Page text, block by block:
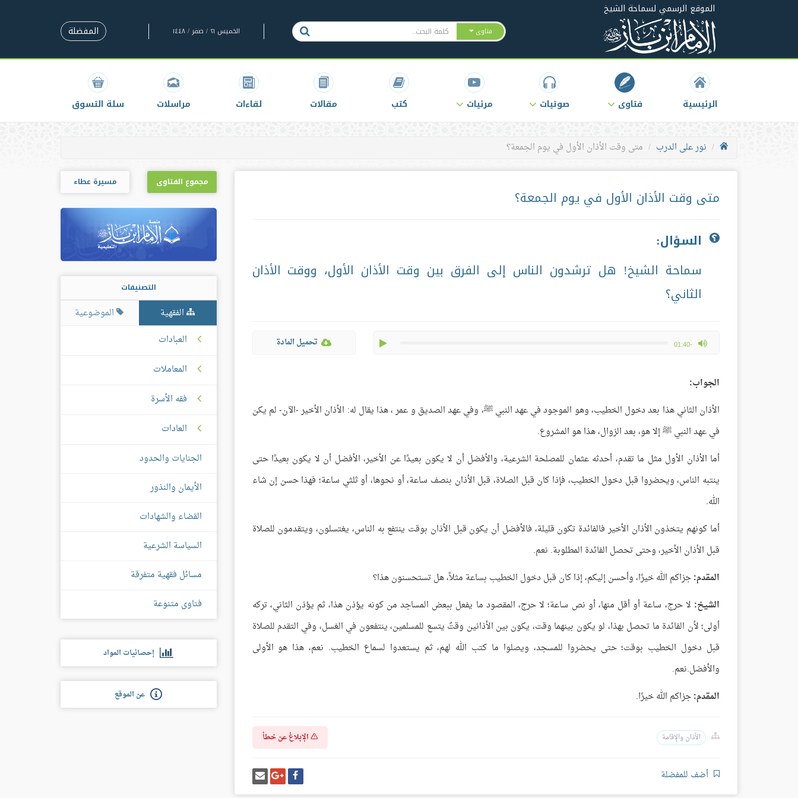
الموقع الرسمي لسماحة الشيخ
فتاوى الخميس ٢١ / صفر / ١٤٤٨ المفضلة
الرئيسية فتاوى صوتيات مرئيات كتب مقالات لقاءات مراسلات سلة التسوق
نور على الدرب متى وقت الأذان الأول في يوم الجمعة؟
متى وقت الأذان الأول في يوم الجمعة؟
السؤال:
سماحة الشيخ! هل ترشدون الناس إلى الفرق بين وقت الأذان الأول، ووقت الأذان
الثاني؟
-01:40
max volume تحميل المادة
الجواب:
الأذان الثاني هذا بعد دخول الخطيب، وهو الموجود في عهد النبي ﷺ، وفي عهد الصديق و عمر ، هذا يقال له: الأذان الأخير -الآن- لم يكن
في عهد النبي ﷺ إلا هو، بعد الزوال، هذا هو المشروع.
أما الأذان الأول مثل ما تقدم، أحدثه عثمان للمصلحة الشرعية، والأفضل أن لا يكون بعيدًا عن الأخير، الأفضل أن لا يكون بعيدًا حتى
ينتبه الناس، ويحضروا قبل دخول الخطيب، فإذا كان قبل الصلاة، قبل الأذان بنصف ساعة، أو نحوها، أو ثلثي ساعة؛ فهذا حسن إن شاء
الله.
أما كونهم يتخذون الأذان الأخير فالفائدة تكون قليلة، فالأفضل أن يكون قبل الأذان بوقت ينتفع به الناس، يغتسلون، ويتقدمون للصلاة
قبل الأذان الأخير، وحتى تحصل الفائدة المطلوبة. نعم.
المقدم:جزاكم الله خيرًا، وأحسن إليكم، إذا كان قبل دخول الخطيب بساعة مثلاً، هل تستحسنون هذا؟
الشيخ: لا حرج، ساعة أو أقل منها، أو نص ساعة؛ لا حرج، المقصود ما يفعل ببعض المساجد من كونه يؤذن هذا، ثم يؤذن الثاني، تركه
أولى؛ لأن الفائدة ما تحصل بهذا، لو يكون بينهما وقت، يكون بين الأذانين وقتٌ يتسع للمسلمين، ينتفعون في الغسل، وفي التقدم للصلاة
قبل دخول الخطيب بوقت؛ حتى يحضروا للمسجد، ويصلوا ما كتب الله لهم، ثم يستعدوا لسماع الخطيب. نعم، هذا هو الأولى
والأفضل.نعم.
المقدم:جزاكم الله خيرًا.
الأذان والإقامة الإبلاغ عن خطأ
أضف للمفضلة شارك
على
فيسبوك
شارك
على
غوغل
إرسل
إيميل
مجموع الفتاوى مسيرة عطاء
التصنيفات
الفقهية
الموضوعية
العبادات
المعاملات
فقه الأسرة
العادات
الجنايات والحدود
الأيمان والنذور
القضاء والشهادات
السياسة الشرعية
مسائل فقهية متفرقة
فتاوى متنوعة
إحصائيات المواد
عن الموقع